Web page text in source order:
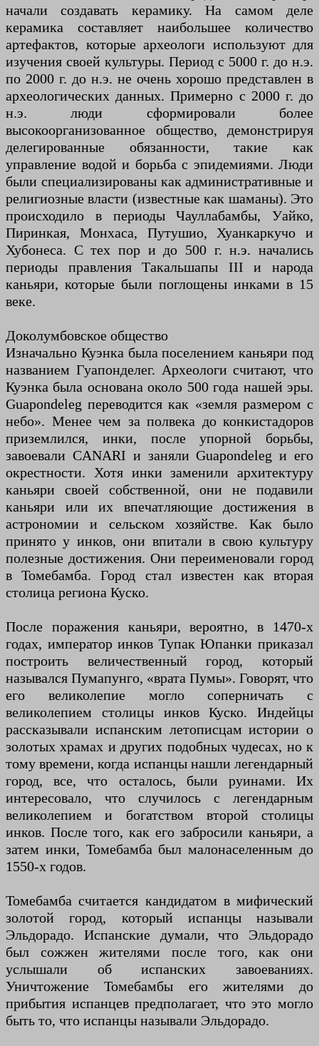
начали создавать керамику. На самом деле
керамика составляет наибольшее количество
артефактов, которые археологи используют для
изучения своей культуры. Период с 5000 г. до н.э.
по 2000 г. до н.э. не очень хорошо представлен в
археологических данных. Примерно с 2000 г. до
н.э. люди сформировали более
высокоорганизованное общество, демонстрируя
делегированные обязанности, такие как
управление водой и борьба с эпидемиями. Люди
были специализированы как административные и
религиозные власти (известные как шаманы). Это
происходило в периоды Чауллабамбы, Уайко,
Пиринкая, Монхаса, Путушио, Хуанкаркучо и
Хубонеса. С тех пор и до 500 г. н.э. начались
периоды правления Такальшапы III и народа
каньяри, которые были поглощены инками в 15
веке.
Доколумбовское общество
Изначально Куэнка была поселением каньяри под
названием Гуапонделег. Археологи считают, что
Куэнка была основана около 500 года нашей эры.
Guapondeleg переводится как «земля размером с
небо». Менее чем за полвека до конкистадоров
приземлился, инки, после упорной борьбы,
завоевали CANARI и заняли Guapondeleg и его
окрестности. Хотя инки заменили архитектуру
каньяри своей собственной, они не подавили
каньяри или их впечатляющие достижения в
астрономии и сельском хозяйстве. Как было
принято у инков, они впитали в свою культуру
полезные достижения. Они переименовали город
в Томебамба. Город стал известен как вторая
столица региона Куско.
После поражения каньяри, вероятно, в 1470-х
годах, император инков Тупак Юпанки приказал
построить величественный город, который
назывался Пумапунго, «врата Пумы». Говорят, что
его великолепие могло соперничать с
великолепием столицы инков Куско. Индейцы
рассказывали испанским летописцам истории о
золотых храмах и других подобных чудесах, но к
тому времени, когда испанцы нашли легендарный
город, все, что осталось, были руинами. Их
интересовало, что случилось с легендарным
великолепием и богатством второй столицы
инков. После того, как его забросили каньяри, а
затем инки, Томебамба был малонаселенным до
1550-х годов.
Томебамба считается кандидатом в мифический
золотой город, который испанцы называли
Эльдорадо. Испанские думали, что Эльдорадо
был сожжен жителями после того, как они
услышали об испанских завоеваниях.
Уничтожение Томебамбы его жителями до
прибытия испанцев предполагает, что это могло
быть то, что испанцы называли Эльдорадо.